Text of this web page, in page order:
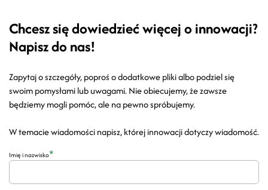
Chcesz się dowiedzieć więcej o innowacji?
Napisz do nas!
Zapytaj o szczegóły, poproś o dodatkowe pliki albo podziel się
swoim pomysłami lub uwagami. Nie obiecujemy, że zawsze
będziemy mogli pomóc, ale na pewno spróbujemy.
W temacie wiadomości napisz, której innowacji dotyczy wiadomość.
Imię i nazwisko*